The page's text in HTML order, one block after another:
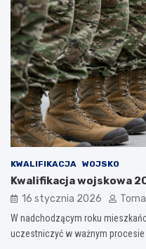
KWALIFIKACJA WOJSKO
Kwalifikacja wojskowa
16 stycznia 2026
W nadchodzącym roku
uczestniczyć w ważnym